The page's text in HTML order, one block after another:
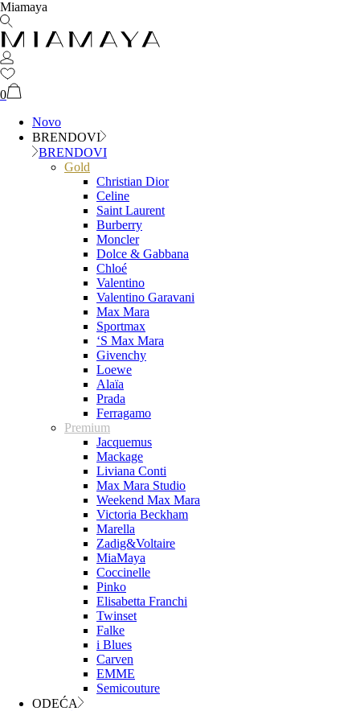
Miamaya
0
Novo
BRENDOVI
BRENDOVI
Gold
Christian Dior
Celine
Saint Laurent
Burberry
Moncler
Dolce & Gabbana
Chloé
Valentino
Valentino Garavani
Max Mara
Sportmax
‘S Max Mara
Givenchy
Loewe
Alaïa
Prada
Ferragamo
Premium
Jacquemus
Mackage
Liviana Conti
Max Mara Studio
Weekend Max Mara
Victoria Beckham
Marella
Zadig&Voltaire
MiaMaya
Coccinelle
Pinko
Elisabetta Franchi
Twinset
Falke
i Blues
Carven
EMME
Semicouture
ODEĆA